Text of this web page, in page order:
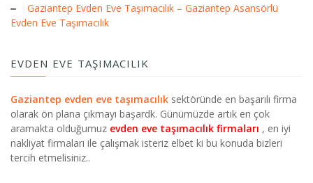
Gaziantep Evden Eve Taşımacılık – Gaziantep Asansörlü
Evden Eve Taşımacılık
EVDEN EVE TAŞIMACILIK
Gaziantep evden eve taşımacılık sektöründe en başarılı firma
olarak ön plana çıkmayı başardk. Günümüzde artık en çok
aramakta olduğumuz evden eve taşımacılık firmaları , en iyi
nakliyat firmaları ile çalışmak isteriz elbet ki bu konuda bizleri
tercih etmelisiniz..